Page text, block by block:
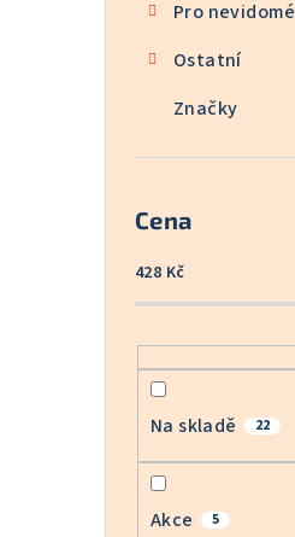
Pro nevidomé
Ostatní
Značky
Cena
428 Kč
Na skladě 22
Akce 5